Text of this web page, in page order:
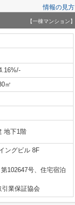
情報の見方
【一棟マンション】
㎡
地下1階
ングビル 8F
102647号、住宅宿泊
引業保証協会